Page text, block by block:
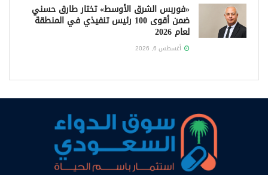
«فوربس الشرق الأوسط» تختار طارق حسني
ضمن أقوى 100 رئيس تنفيذي في المنطقة
لعام 2026
أغسطس 6, 2026